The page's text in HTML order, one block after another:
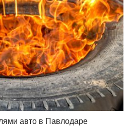
авто в Павлодаре